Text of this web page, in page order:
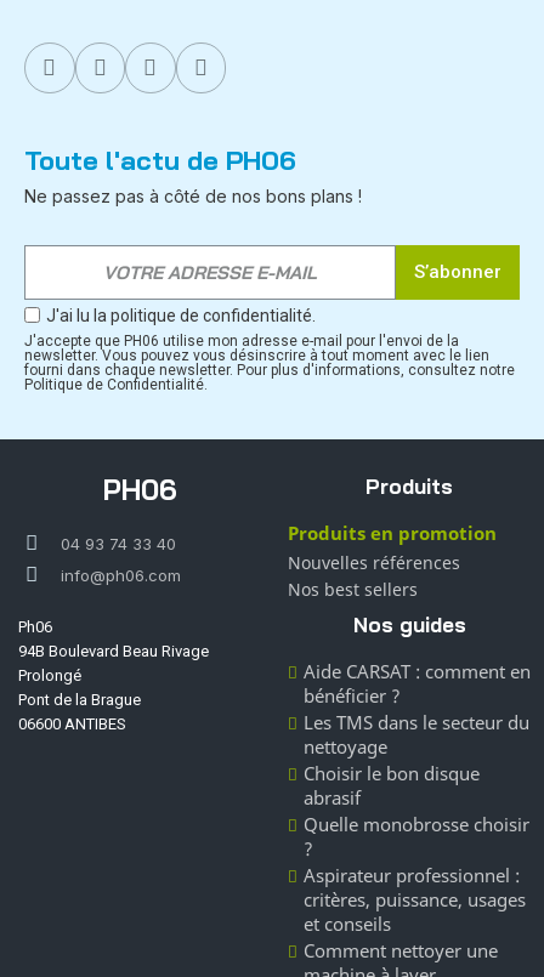
Toute l'actu de PH06
Ne passez pas à côté de nos bons plans !
S’abonner
J'ai lu la politique de confidentialité.
J'accepte que PH06 utilise mon adresse e-mail pour l'envoi de la
newsletter. Vous pouvez vous désinscrire à tout moment avec le lien
fourni dans chaque newsletter. Pour plus d'informations, consultez notre
Politique de Confidentialité.
PH06
04 93 74 33 40
info@ph06.com
Ph06
94B Boulevard Beau Rivage
Prolongé
Pont de la Brague
06600 ANTIBES
Produits
Produits en promotion
Nouvelles références
Nos best sellers
Nos guides
Aide CARSAT : comment en
bénéficier ?
Les TMS dans le secteur du
nettoyage
Choisir le bon disque
abrasif
Quelle monobrosse choisir
?
Aspirateur professionnel :
critères, puissance, usages
et conseils
Comment nettoyer une